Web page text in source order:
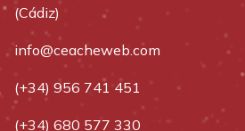
(Cádiz)
info@ceacheweb.com
(+34) 956 741 451
(+34) 680 577 330